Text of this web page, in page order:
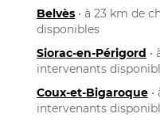
Belvès • à 23 km de
disponibles
Siorac-en-Périgord •
intervenants
Coux-et-Bigaroque
intervenants